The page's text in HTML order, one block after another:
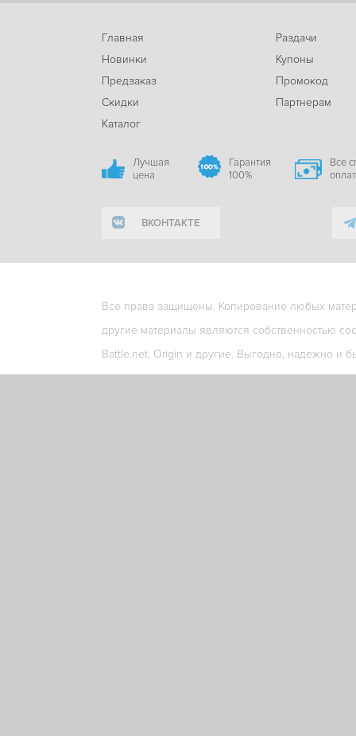
Главная
Новинки
Предзаказ
Скидки
Каталог
Раздачи
Купоны
Промокод
Партнерам
Лучшая
цена
Гарантия
100%
Все
ВКОНТАКТЕ
Все права защищены. Копирование любых
другие материалы являются собственностью
Battle.net, Origin и другие. Выгодно, надежно и